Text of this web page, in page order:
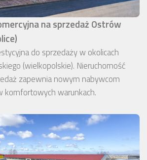
na sprzedaż Ostrów
do sprzedaży w okolicach
(wielkopolskie). Nieruchomość
zapewnia nowym nabywcom
komfortowych warunkach.